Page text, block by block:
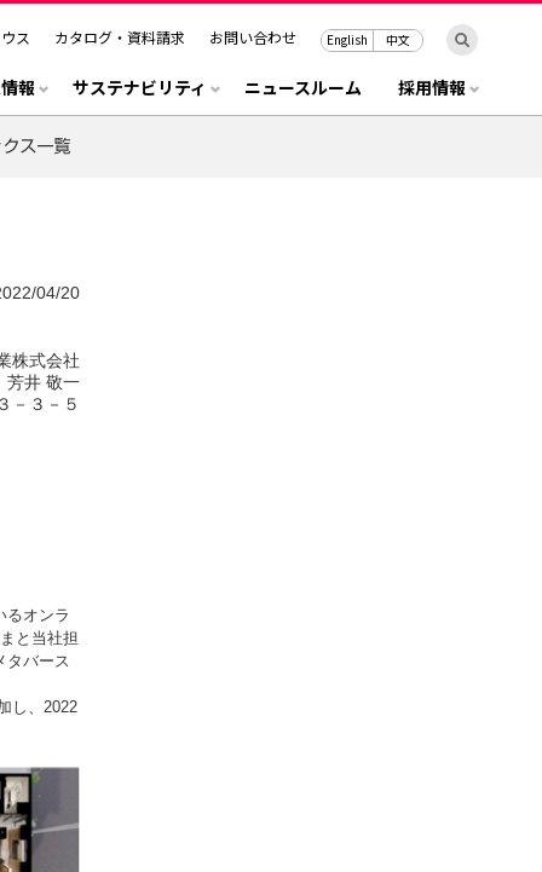
ス カタログ・資料請求 お問い合わせ English 中文
報 サステナビリティ ニュースルーム 採用情報
04/20
株式会社
井 敬一
－３－５
オンラ
と当社担
タバース
し、2022